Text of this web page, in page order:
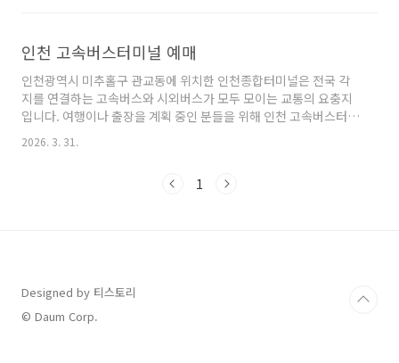
인천 고속버스터미널 예매
인천광역시 미추홀구 관교동에 위치한 인천종합터미널은 전국 각
지를 연결하는 고속버스와 시외버스가 모두 모이는 교통의 요충지
입니다. 여행이나 출장을 계획 중인 분들을 위해 인천 고속버스터미
널의 효율적인 예매 방법과 터미널 이용 정보를 상세히 안내해 드립
니다.인천 고속버스터미널 예매 방법 안내인천에서 출발하는 고속
째, 모바일 앱 예매입니다. 가장 권장되는 방법은 '티머니GO' 또는
2026. 3. 31.
1
Designed by 티스토리
© Daum Corp.